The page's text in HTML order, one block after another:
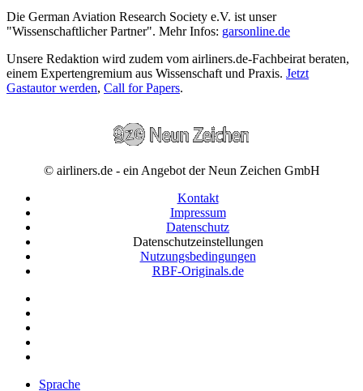
Die German Aviation Research Society e.V. ist unser
"Wissenschaftlicher Partner". Mehr Infos: garsonline.de
Unsere Redaktion wird zudem vom airliners.de-Fachbeirat beraten,
einem Expertengremium aus Wissenschaft und Praxis. Jetzt
Gastautor werden, Call for Papers.
© airliners.de - ein Angebot der Neun Zeichen GmbH
Kontakt
Impressum
Datenschutz
Datenschutzeinstellungen
Nutzungsbedingungen
RBF-Originals.de
Sprache